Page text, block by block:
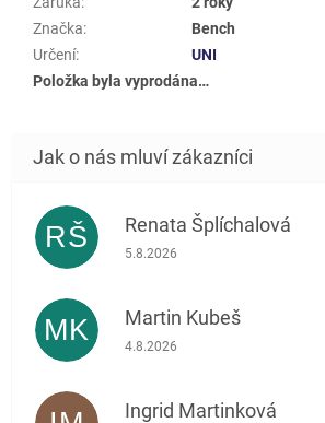
Značka:
Bench
Určení:
UNI
Položka byla vyprodána…
RŠ Renata Šplíchalová
Hodnocení obchodu je 5 z 5
5.8.2026
MK Martin Kubeš
Hodnocení obchodu je 5 z 5
4.8.2026
Ingrid Martinková